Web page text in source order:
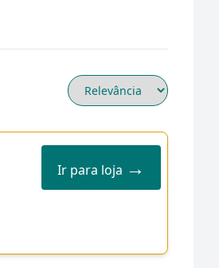
Ir para loja →